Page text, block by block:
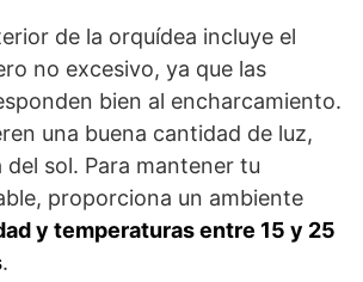
de la orquídea incluye el
no excesivo, ya que las
bien al encharcamiento.
una buena cantidad de luz,
sol. Para mantener tu
proporciona un ambiente
y temperaturas entre 15 y 25
.